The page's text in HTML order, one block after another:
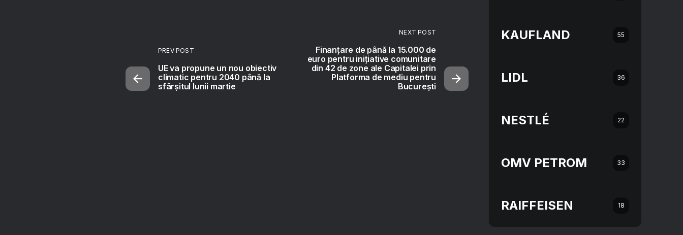
PREV POST
UE va propune un nou obiectiv
climatic pentru 2040 până la
sfârșitul lunii martie
NEXT POST
Finanțare de până la 15.000 de
euro pentru inițiative comunitare
din 42 de zone ale Capitalei prin
Platforma de mediu pentru
București
KAUFLAND 55
LIDL 36
NESTLÉ 22
OMV PETROM 33
RAIFFEISEN 18